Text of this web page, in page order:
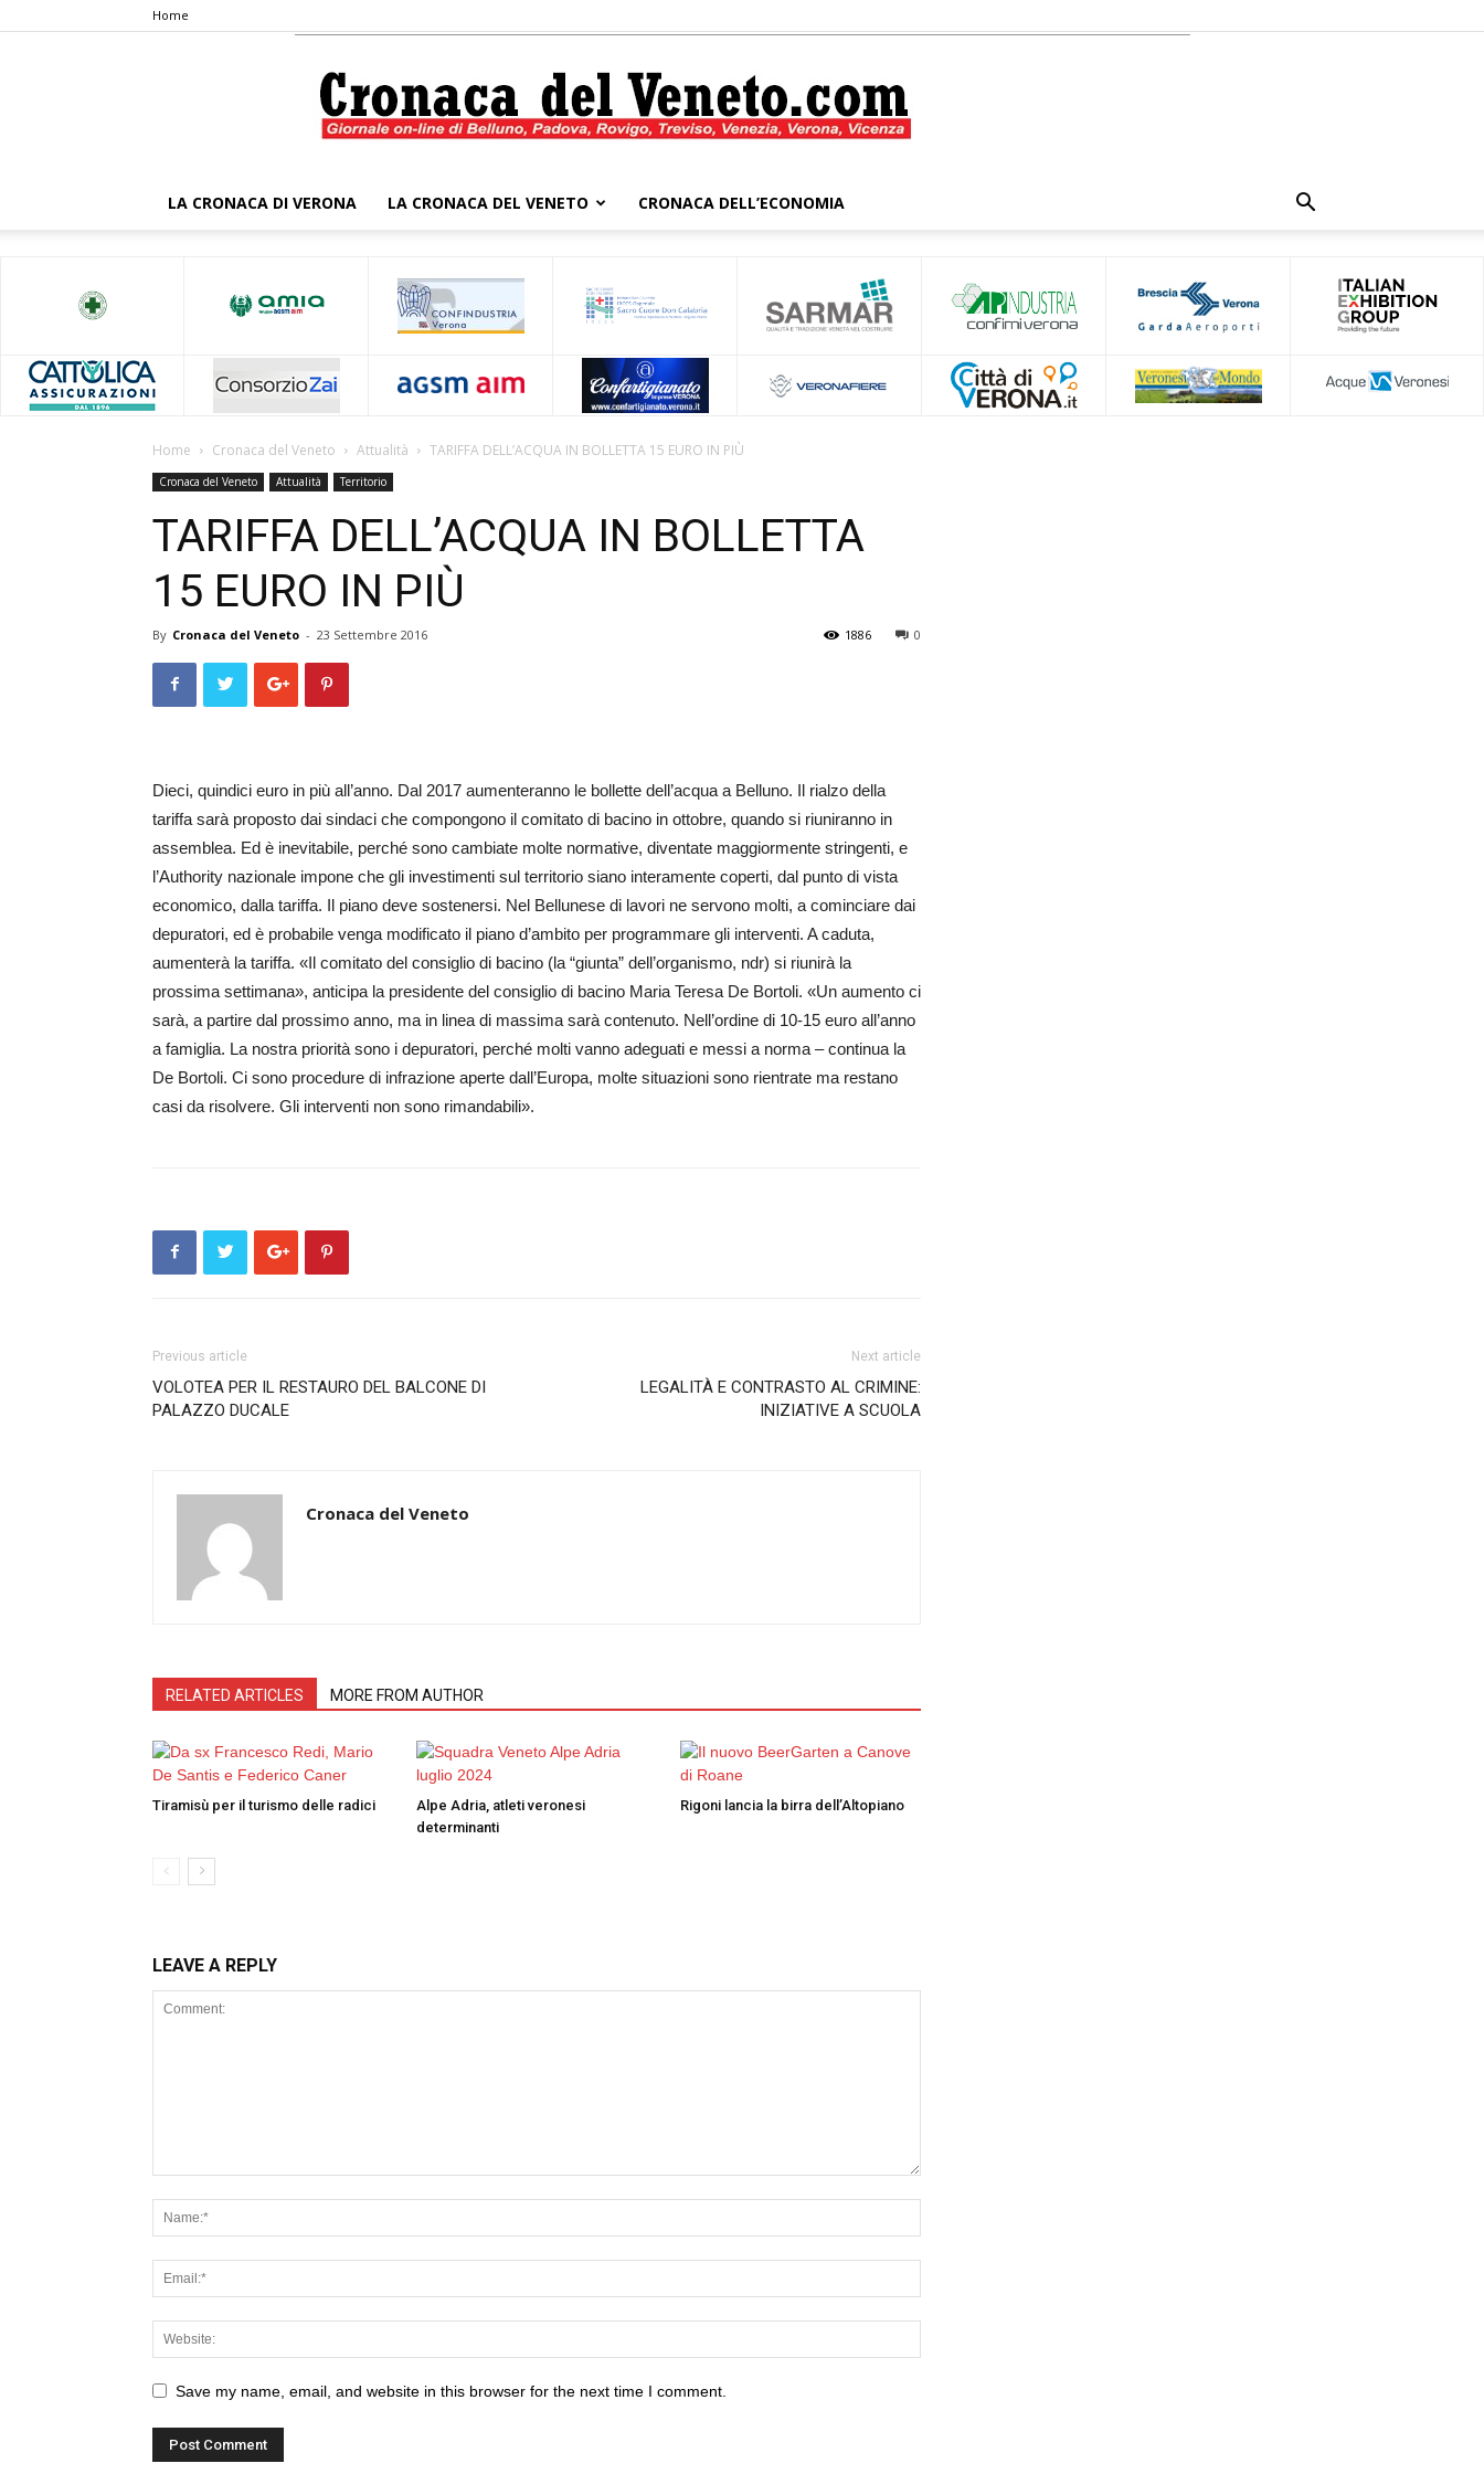
Home
Veneto
LA CRONACA DI VERONA LA CRONACA DEL VENETO CRONACA DELL’ECONOMIA
Home Cronaca del Veneto Attualità TARIFFA DELL’ACQUA IN BOLLETTA 15 EURO IN PIÙ
Cronaca del Veneto Attualità Territorio
TARIFFA DELL’ACQUA IN BOLLETTA
15 EURO IN PIÙ
By Cronaca del Veneto - 23 Settembre 2016 0
1886
Dieci, quindici euro in più all’anno. Dal 2017 aumenteranno le bollette dell’acqua a Belluno. Il rialzo della
tariffa sarà proposto dai sindaci che compongono il comitato di bacino in ottobre, quando si riuniranno in
assemblea. Ed è inevitabile, perché sono cambiate molte normative, diventate maggiormente stringenti, e
l’Authority nazionale impone che gli investimenti sul territorio siano interamente coperti, dal punto di vista
economico, dalla tariffa. Il piano deve sostenersi. Nel Bellunese di lavori ne servono molti, a cominciare dai
depuratori, ed è probabile venga modificato il piano d’ambito per programmare gli interventi. A caduta,
aumenterà la tariffa. «Il comitato del consiglio di bacino (la “giunta” dell’organismo, ndr) si riunirà la
prossima settimana», anticipa la presidente del consiglio di bacino Maria Teresa De Bortoli. «Un aumento ci
sarà, a partire dal prossimo anno, ma in linea di massima sarà contenuto. Nell’ordine di 10-15 euro all’anno
a famiglia. La nostra priorità sono i depuratori, perché molti vanno adeguati e messi a norma – continua la
De Bortoli. Ci sono procedure di infrazione aperte dall’Europa, molte situazioni sono rientrate ma restano
casi da risolvere. Gli interventi non sono rimandabili».
Previous article
VOLOTEA PER IL RESTAURO DEL BALCONE DI
PALAZZO DUCALE
Next article
LEGALITÀ E CONTRASTO AL CRIMINE:
INIZIATIVE A SCUOLA
Cronaca del Veneto
RELATED ARTICLES MORE FROM AUTHOR
Tiramisù per il turismo delle radici
Alpe Adria, atleti veronesi
determinanti
Rigoni lancia la birra dell’Altopiano
LEAVE A REPLY
Save my name, email, and website in this browser for the next time I comment.